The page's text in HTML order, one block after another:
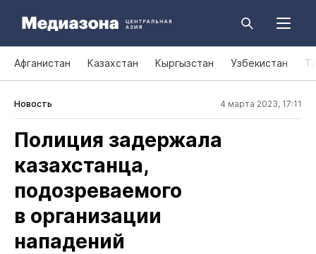
Афганистан Казахстан Кыргызстан Узбекистан
Новость 4 марта 2023, 17:11
Полиция задержала
казахстанца,
подозреваемого
в организации
нападений